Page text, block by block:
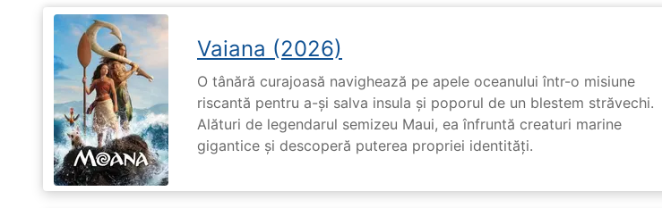
Vaiana (2026)
O tânără curajoasă navighează pe apele oceanului într-o misiune
riscantă pentru a-și salva insula și poporul de un blestem străvechi.
Alături de legendarul semizeu Maui, ea înfruntă creaturi marine
gigantice și descoperă puterea propriei identități.